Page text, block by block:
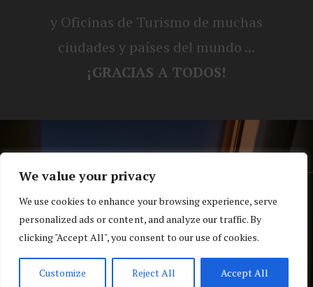
We value your privacy
We use cookies to enhance your browsing experience, serve
personalized ads or content, and analyze our traffic. By
clicking "Accept All", you consent to our use of cookies.
Customize Reject All Accept All
y Oficinas de Turismo de muchas
ciudades y países del mundo ...
¡GRACIAS A TODOS!
® Blog personal de Alex, Nerea, Turbo y
Koko |Política de privacidad y cookies
Top